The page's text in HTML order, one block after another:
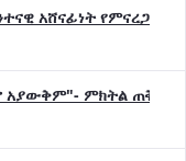
አሸናፊነት
አያውቅም"- ምክትል ጠቅላይ